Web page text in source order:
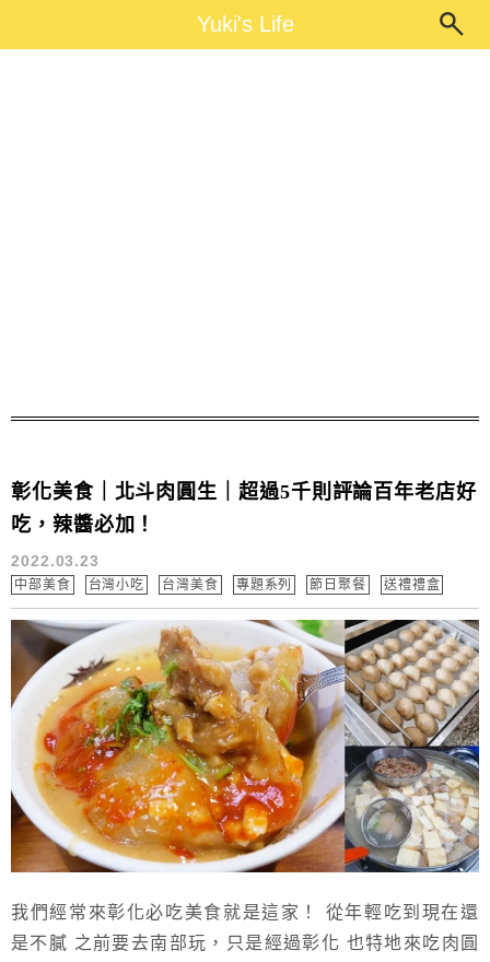
Yuki's LifeYuki's Life
彰化美食｜北斗肉圓生｜超過5千則評論百年老店好
吃，辣醬必加！
2022.03.23
中部美食 台灣小吃 台灣美食 專題系列 節日聚餐 送禮禮盒
我們經常來彰化必吃美食就是這家！ 從年輕吃到現在還
是不膩 之前要去南部玩，只是經過彰化 也特地來吃肉圓